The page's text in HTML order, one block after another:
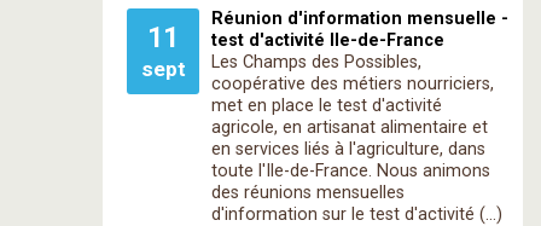
11
sept
Réunion d'information mensuelle -
test d'activité Ile-de-France
Les Champs des Possibles,
coopérative des métiers nourriciers,
met en place le test d'activité
agricole, en artisanat alimentaire et
en services liés à l'agriculture, dans
toute l'Ile-de-France. Nous animons
des réunions mensuelles
d'information sur le test d'activité (…)